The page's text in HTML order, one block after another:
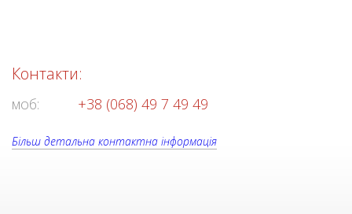
Контакти:
моб: +38 (068) 49 7 49 49
Більш детальна контактна інформація